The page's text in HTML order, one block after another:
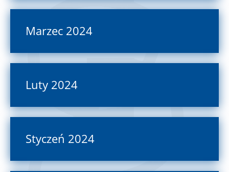
Marzec 2024
Luty 2024
Styczeń 2024